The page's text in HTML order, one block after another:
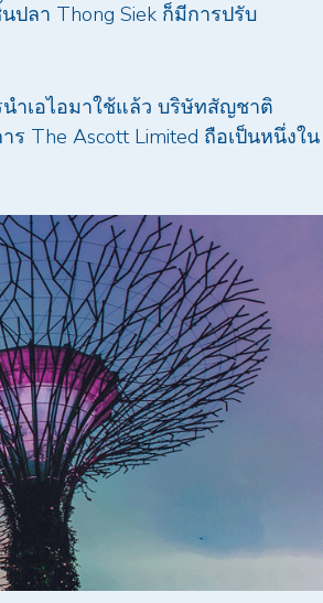
ลา Thong Siek ก็มีการปรับ
ำเอไอมาใช้แล้ว บริษัทสัญชาติ
The Ascott Limited ถือเป็นหนึ่งใน